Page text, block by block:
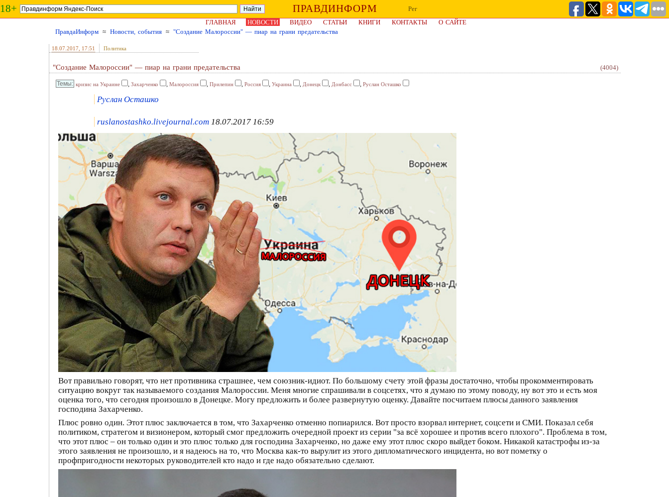
18+ ПРАВДИНФОРМ
Рег
ГЛАВНАЯ
НОВОСТИ ВИДЕО СТАТЬИ КНИГИ КОНТАКТЫ
О САЙТЕ
ПравдаИнформ ≈ Новости, события ≈ "Создание Малороссии" — пиар на грани предательства
18.07.2017 , 17:51 Политика
"Создание Малороссии" — пиар на грани предательства (4004)
кризис на Украине , Захарченко , Малороссия , Прилепин , Россия , Украина , Донецк , Донбасс , Руслан Осташко
Руслан Осташко
ruslanostashko.livejournal.com 18.07.2017 16:59
Вот правильно говорят, что нет противника страшнее, чем союзник-идиот. По большому счету этой фразы достаточно, чтобы прокомментировать
ситуацию вокруг так называемого создания Малороссии. Меня многие спрашивали в соцсетях, что я думаю по этому поводу, ну вот это и есть моя
оценка того, что сегодня произошло в Донецке. Могу предложить и более развернутую оценку. Давайте посчитаем плюсы данного заявления
господина Захарченко.
Плюс ровно один. Этот плюс заключается в том, что Захарченко отменно попиарился. Вот просто взорвал интернет, соцсети и СМИ. Показал себя
политиком, стратегом и визионером, который смог предложить очередной проект из серии "за всё хорошее и против всего плохого". Проблема в том,
что этот плюс – он только один и это плюс только для господина Захарченко, но даже ему этот плюс скоро выйдет боком. Никакой катастрофы из-за
этого заявления не произошло, и я надеюсь на то, что Москва как-то вырулит из этого дипломатического инцидента, но вот пометку о
профпригодности некоторых руководителей кто надо и где надо обязательно сделают.